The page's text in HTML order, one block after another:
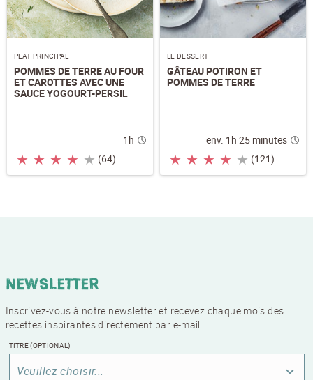
PLAT PRINCIPAL
POMMES DE TERRE AU FOUR
ET CAROTTES AVEC UNE
SAUCE YOGOURT-PERSIL
1h
★ ★ ★ ★ ★ (64)
LE DESSERT
GÂTEAU POTIRON ET
POMMES DE TERRE
env. 1h 25 minutes
★ ★ ★ ★ ★ (121)
Newsletter
Inscrivez-vous à notre newsletter et recevez chaque mois des
recettes inspirantes directement par e-mail.
TITRE(OPTIONAL)
Veuillez choisir...